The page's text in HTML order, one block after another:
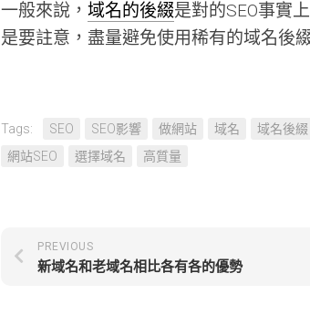
一般來說， 域名的後綴是對的SEO事實
是要註意，盡量避免使用稀有的域名後
Tags: SEO SEO影響 做網站 域名 域名後綴
網站SEO
選擇域名 高質量
PREVIOUS
新域名和老域名相比各有各的優勢